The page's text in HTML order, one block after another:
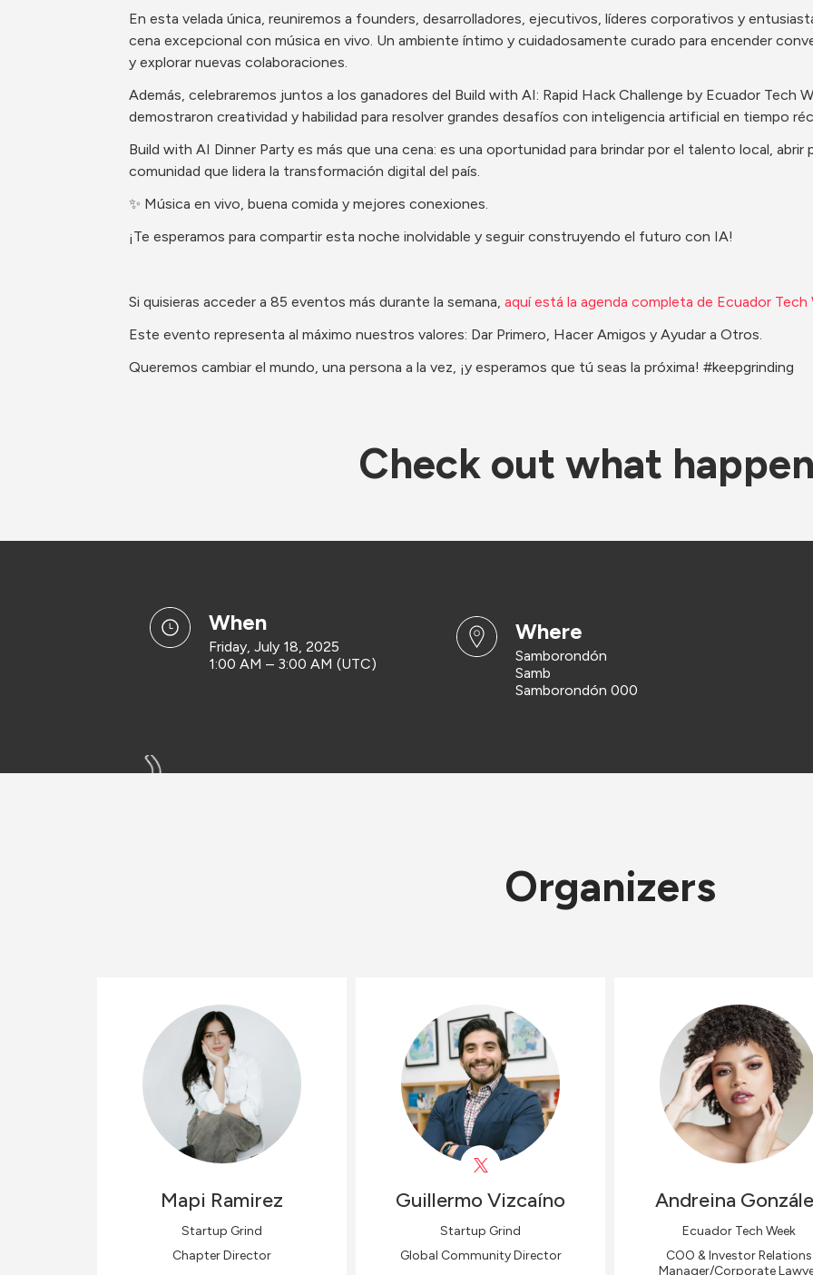
​En esta velada única, reuniremos a founders, desarrolladores, ejecutivos, líderes corporativos y
cena excepcional con música en vivo. Un ambiente íntimo y cuidadosamente curado para encender
y explorar nuevas colaboraciones.
​Además, celebraremos juntos a los ganadores del Build with AI: Rapid Hack Challenge by Ecuador Tech
demostraron creatividad y habilidad para resolver grandes desafíos con inteligencia artificial en tiempo
​Build with AI Dinner Party es más que una cena: es una oportunidad para brindar por el talento local,
comunidad que lidera la transformación digital del país.
​✨ Música en vivo, buena comida y mejores conexiones.
¡Te esperamos para compartir esta noche inolvidable y seguir construyendo el futuro con IA!
Si quisieras acceder a 85 eventos más durante la semana, aquí está la agenda completa de Ecuador Tech
​​Este evento representa al máximo nuestros valores: Dar Primero, Hacer Amigos y Ayudar a Otros.
​​​​Queremos cambiar el mundo, una persona a la vez, ¡y esperamos que tú seas la próxima! #keepgrinding
Check out what
when
Friday, July 18, 2025
1:00 AM – 3:00 AM (UTC)
where
Samborondón
Samb
Samborondón 000
Organizers
Mapi Ramirez
Startup Grind
Chapter Director
Guillermo Vizcaíno
Startup Grind
Global Community Director
Andreina
Ecuador Tech Week
COO & Investor Relations
Manager/Corporate